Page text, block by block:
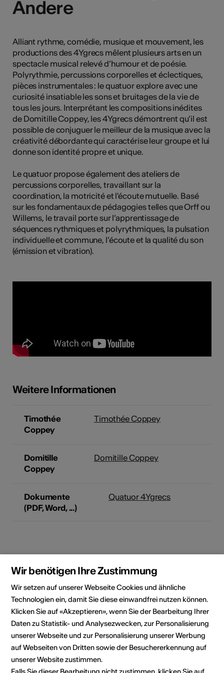
Andere
Andere
Alliant rythme, comédie, musique et mouvement, les
productions des 4Ygrecs mêlent plusieurs arts en un
spectacle musical relevé d’humour et de poésie.
Polyrythmie, percussions corporelles et éclectiques,
pièces instrumentales : le quatuor explore avec une
curiosité insatiable les sons et bruitages de la vie de
tous les jours. Interprétant les compositions inédites
de Domitille Coppey, les 4Ygrecs démontrent qu’il est
possible de conjuguer le meilleur de la musique avec la
créativité débordante qui caractérise leur groupe et lui
donne son identité propre et unique.
Le quatuor propose également des ateliers de
percussions corporelles, travaillant sur la
coordination, la motricité et l'écoute mutuelle. Basé
sur les fondamentaux de pédagogies telles que Orff ou
Willems, le travail porte sur l’apprentissage de
séquences rythmiques et polyrythmiques, la pulsation
individuelle et commune, l’écoute et la qualité du son
(émission et vibration).
Weitere Informationen
Timothée
Coppey
Timothée Coppey
Domitille
Coppey
Domitille Coppey
Dokumente
(PDF, Word, ...)
Quatuor 4Ygrecs
Wir benötigen Ihre Zustimmung
Wir setzen auf unserer Webseite Cookies und ähnliche
Technologien ein, damit Sie diese einwandfrei nutzen können.
Klicken Sie auf «Akzeptieren», wenn Sie der Bearbeitung Ihrer
Daten zu Statistik- und Analysezwecken, zur Personalisierung
unserer Webseite und zur Personalisierung unserer Werbung
auf Webseiten von Dritten sowie der Besuchererkennung auf
unserer Website zustimmen.